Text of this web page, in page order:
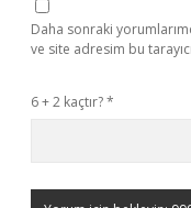
Daha sonraki
ve site adresim bu
6 + 2 kaçtır?*